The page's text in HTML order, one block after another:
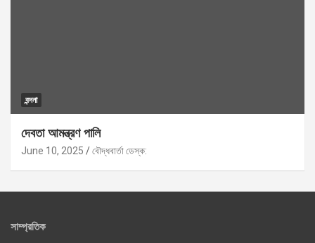
বন্দনা
দেবতা আমন্ত্রণ পালি
June 10, 2025 বৌদ্ধবার্তা ডেস্ক:
সাম্প্রতিক